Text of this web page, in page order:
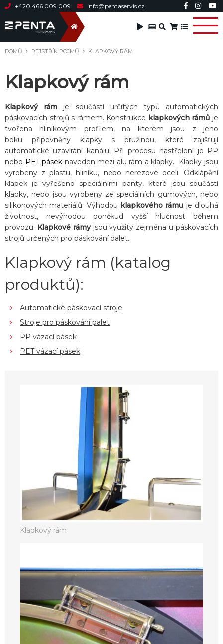
+420 466 009 009 info@pentaservis.cz
DOMŮ REJSTŘÍK POJMŮ KLAPKOVÝ RÁM
Klapkový rám
Klapkový rám je součástí určitých typů automatických
páskovacích strojů s rámem. Konstrukce klapkových rámů je
tvořena hliníkovým profilem, na kterém jsou z jeho
boku připevněny klapky s pružinou, které zajišťují
automatické uzavírání kanálu. Při procesu nastřelení je PP
nebo PET pásek naveden mezi alu rám a klapky. Klapky jsou
vyrobeny z plastu, hliníku, nebo nerezové oceli. Odklápění
klapek je vyřešeno speciálními panty, které jsou součástí
klapky, nebo jsou vyrobeny ze speciálních gumových, nebo
silikonových materiálů. Výhodou klapkového rámu je dlouhá
životnost, nevýhodou poněkud vyšší hlučnost během
provozu. Klapkové rámyjsou využity zejména u páskovacích
strojů určených pro páskování palet.
Klapkový rám (katalog
produktů):
Automatické páskovací stroje
Stroje pro páskování palet
PP vázací pásek
PET vázací pásek
Klapkový rám